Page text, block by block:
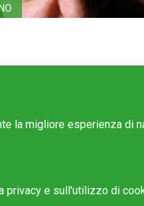
la migliore esperienza di
privacy e sull'utilizzo di